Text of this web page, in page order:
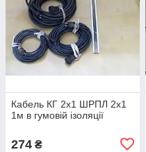
Кабель КГ 2х1 ШРПЛ 2х1
1м в гумовій ізоляції
274 ₴